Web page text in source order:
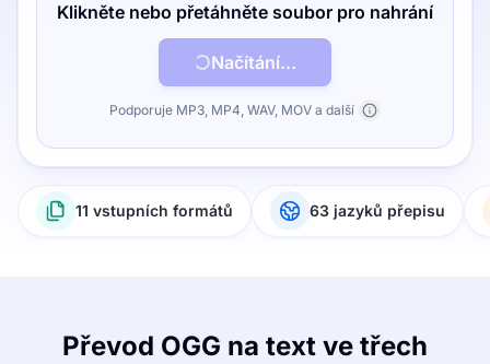
Klikněte nebo přetáhněte soubor pro nahrání
Načítání...
Podporuje MP3, MP4, WAV, MOV a další
11 vstupních formátů 63 jazyků přepisu
Převod OGG na text ve třech